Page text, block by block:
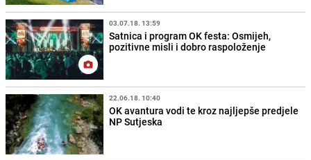
03.07.18. 13:59
Satnica i program OK festa: Osmijeh,
pozitivne misli i dobro raspoloženje
22.06.18. 10:40
OK avantura vodi te kroz najljepše predjele
NP Sutjeska